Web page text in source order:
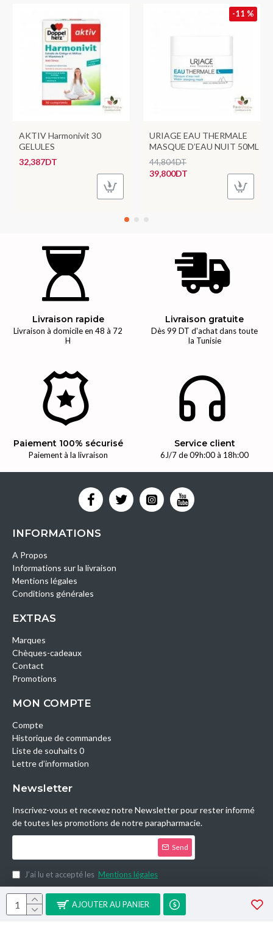
AJOUTER AU PANIER
AKTIV Harmonivit 30
GELULES
32,387DT
-11 %
URIAGE EAU THERMALE
MASQUE D’EAU NUIT 50ML
39,800DT
44,804DT
Livraison rapide
Livraison à domicile en 48 à 72
H
Livraison gratuite
Dès 99 DT d'achat dans toute
la Tunisie
Paiement 100% sécurisé
Paiement à la livraison
Service client
6J/7 de 09h:00 à 18h:00
INFORMATIONS
A Propos
Informations sur la livraison
Mentions légales
Conditions générales
EXTRAS
Marques
Chèques-cadeaux
Contact
Promotions
MON COMPTE
Compte
Historique de commandes
Liste de souhaits 0
Lettre d’information
Newsletter
Inscrivez-vous et recevez notre Newsletter pour rester informé
de toutes les promotions de notre parapharmacie.
Send
J’ai lu et accepté les Mentions légales
Copyright © 2014, Parashop.tn, All Rights Reserved.